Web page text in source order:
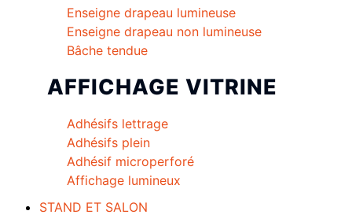
Enseigne drapeau lumineuse
Enseigne drapeau non lumineuse
Bâche tendue
AFFICHAGE VITRINE
Adhésifs lettrage
Adhésifs plein
Adhésif microperforé
Affichage lumineux
STAND ET SALON